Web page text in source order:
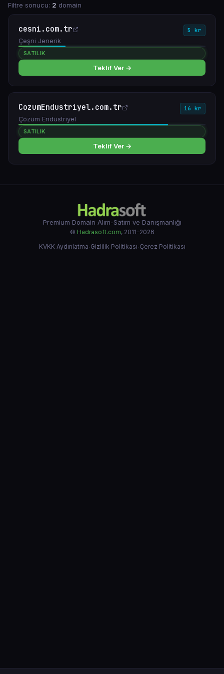
Filtre sonucu: 2 domain
cesni.com.tr 5 kr
Çeşni Jenerik
SATILIK
Teklif Ver →
CozumEndustriyel.com.tr 16 kr
Çözüm Endüstriyel
SATILIK
Teklif Ver →
Premium Domain Alım-Satım ve Danışmanlığı
© Hadrasoft.com, 2011–2026
KVKK Aydınlatma·Gizlilik Politikası·Çerez Politikası